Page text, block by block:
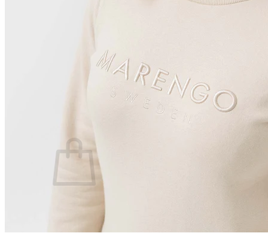
Flue & Insektbeskyttelse
Hudpleje & UV-beskyttelse
Massage
Tilbage til shoppen